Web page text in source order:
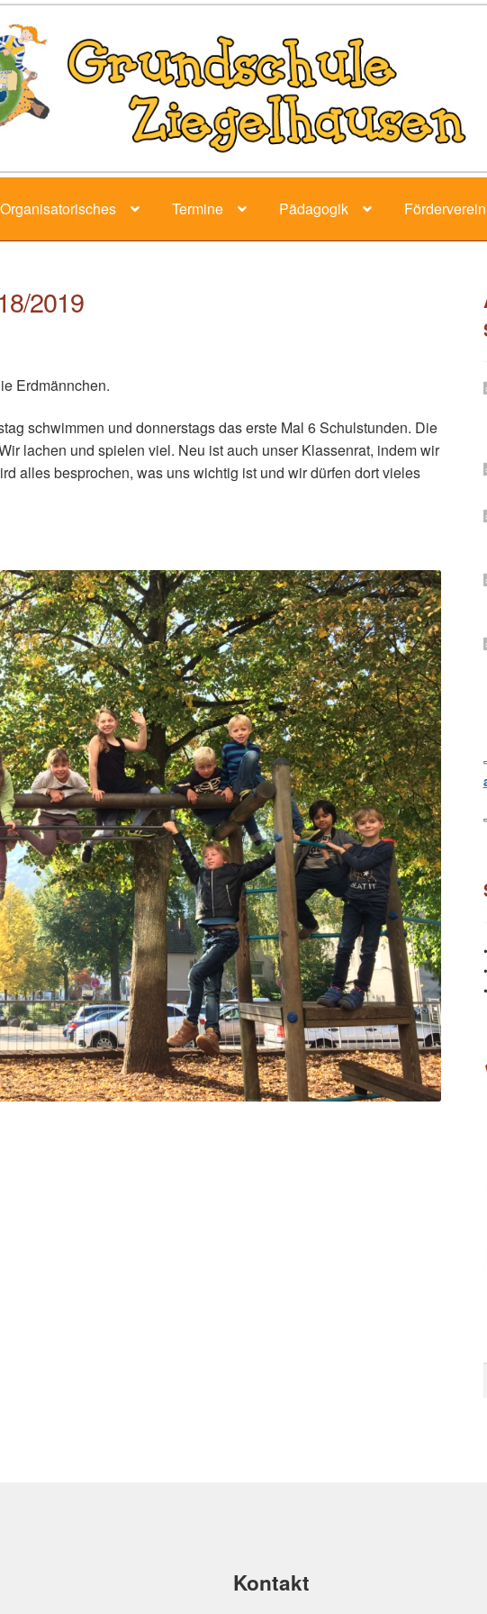
Organisatorisches Termine Pädagogik Förderverein
2019
Erdmännchen.
schwimmen und donnerstags das erste Mal 6 Schulstunden. Die
lachen und spielen viel. Neu ist auch unser Klassenrat, indem wir
alles besprochen, was uns wichtig ist und wir dürfen dort vieles
•
•
•
Kontakt